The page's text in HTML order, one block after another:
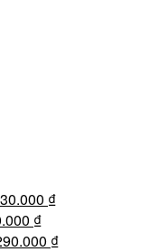
₫Giá
tại
₫Giá
hiện
₫Giá